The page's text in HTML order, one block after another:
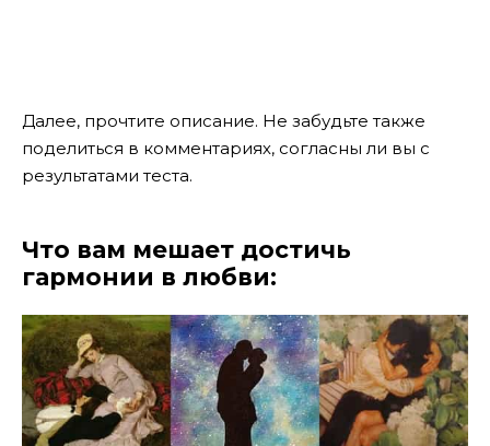
Далее, прочтите описание. Не забудьте также
поделиться в комментариях, согласны ли вы с
результатами теста.
Что вам мешает достичь
гармонии в любви: